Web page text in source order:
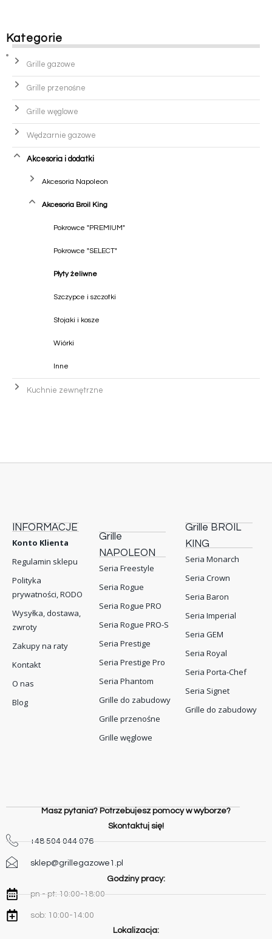
Kategorie
Grille gazowe
Grille przenośne
Grille węglowe
Wędzarnie gazowe
Akcesoria i dodatki
Akcesoria Napoleon
Akcesoria Broil King
Pokrowce "PREMIUM"
Pokrowce "SELECT"
Płyty żeliwne
Szczypce i szczotki
Stojaki i kosze
Wiórki
Inne
Kuchnie zewnętrzne
INFORMACJE
Konto Klienta
Regulamin sklepu
Polityka
prywatności, RODO
Wysyłka, dostawa,
zwroty
Zakupy na raty
Kontakt
O nas
Blog
Grille
NAPOLEON
Seria Freestyle
Seria Rogue
Seria Rogue PRO
Seria Rogue PRO-S
Seria Prestige
Seria Prestige Pro
Seria Phantom
Grille do zabudowy
Grille przenośne
Grille węglowe
Grille BROIL
KING
Seria Monarch
Seria Crown
Seria Baron
Seria Imperial
Seria GEM
Seria Royal
Seria Porta-Chef
Seria Signet
Grille do zabudowy
Masz pytania? Potrzebujesz pomocy w wyborze?
Skontaktuj się!
+48 504 044 076
sklep@grillegazowe1.pl
Godziny pracy:
pn - pt: 10:00-18:00
sob: 10:00-14:00
Lokalizacja: